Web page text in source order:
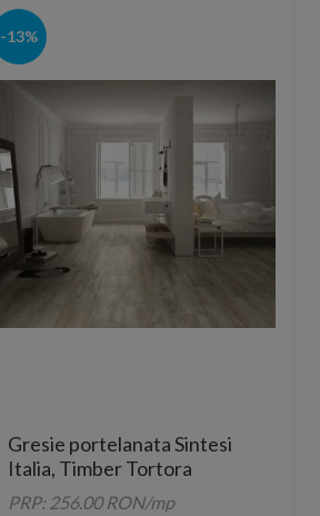
-13%
Gresie portelanata Sintesi
Italia, Timber Tortora
Rectificata 80x20 cm
PRP: 256.00 RON/mp